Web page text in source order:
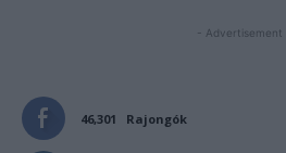
- Advertisement -
46,301 Rajongók